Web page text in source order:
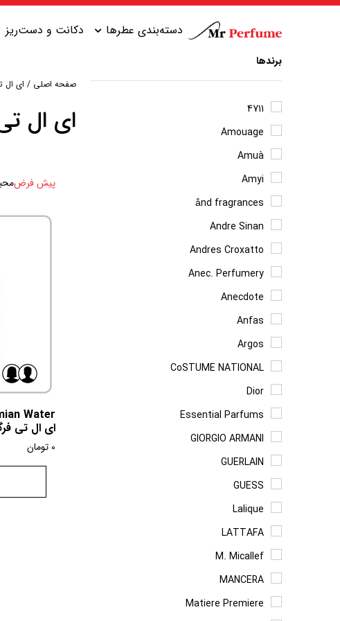
دسته‌بندی عطرها
عطر زنانه شیرین
عطر زنانه گرم
عطر زنانه تلخ
عطر مردانه شیرین
عطر
دکانت و دست‌ریز
برندها
4711
Amouage
Amuà
Amyi
ånd fragrances
Andre Sinan
Andres Croxatto
Anec. Perfumery
Anecdote
Anfas
Argos
CoSTUME NATIONAL
Dior
Essential Parfums
GIORGIO ARMANI
GUERLAIN
GUESS
Lalique
LATTAFA
M. Micallef
MANCERA
Matiere Premiere
صفحه اصلی / ای ال
ای ال
پیش فرض
ای ال تی
0 تومان